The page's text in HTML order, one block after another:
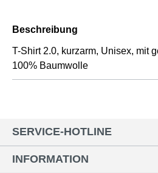
Beschreibung
T-Shirt 2.0, kurzarm, Unisex, mit
100% Baumwolle
SERVICE-HOTLINE
INFORMATION